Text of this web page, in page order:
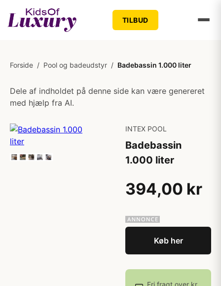
TILBUD
Forside / Pool og badeudstyr / Badebassin 1.000 liter
Dele af indholdet på denne side kan være genereret
med hjælp fra AI.
INTEX POOL
Badebassin
1.000 liter
394,00 kr
Køb her
Fri fragt over kr.